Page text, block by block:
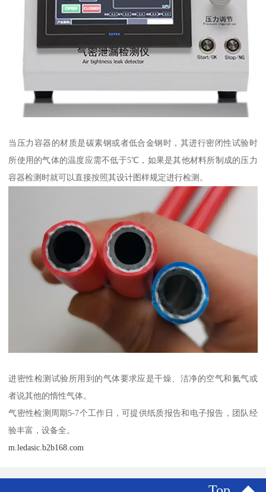
当压力容器的材质是碳素钢或者低合金钢时，其进行密闭性试验时
所使用的气体的温度应需不低于5℃，如果是其他材料所制成的压力
容器检测时就可以直接按照其设计图样规定进行检测。
进密性检测试验所用到的气体要求应是干燥、洁净的空气和氮气或
者说其他的惰性气体。
气密性检测周期5-7个工作日，可提供纸质报告和电子报告，团队经
验丰富，设备全。
m.ledasic.b2b168.com